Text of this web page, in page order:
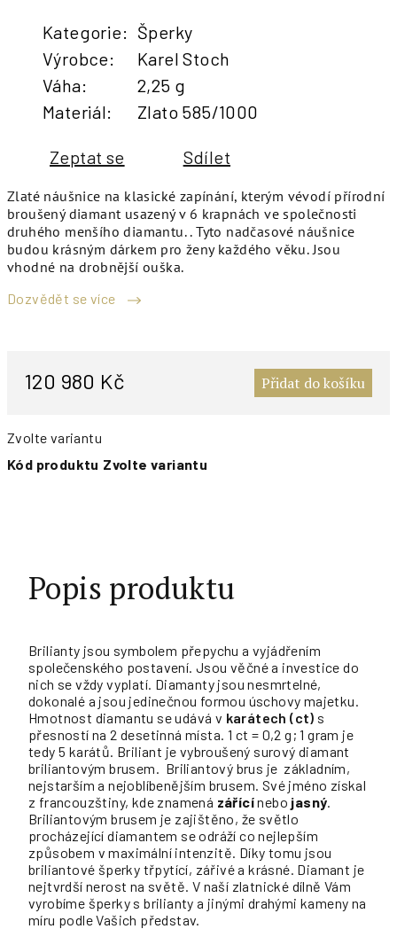
Zlaté náušnice na klasické zapínání, kterým vévodí přírodní
broušený diamant usazený v 6 krapnách ve společnosti
druhého menšího diamantu. . Tyto nadčasové náušnice
budou krásným dárkem pro ženy každého věku. Jsou
vhodné na drobnější ouška.
Dozvědět se více
120 980 Kč Přidat do košíku
Zvolte variantu
Kód produktu Zvolte variantu
Kategorie: Šperky
Výrobce:
Karel Stoch
Váha:
2,25 g
Materiál: Zlato 585/1000
Zeptat se Sdílet
Popis produktu
Brilianty jsou symbolem přepychu a vyjádřením
společenského postavení. Jsou věčné a investice do
nich se vždy vyplatí. Diamanty jsou nesmrtelné,
dokonalé a jsou jedinečnou formou úschovy majetku.
Hmotnost diamantu se udává v karátech (ct) s
přesností na 2 desetinná místa. 1 ct = 0,2 g; 1 gram je
tedy 5 karátů. Briliant je vybroušený surový diamant
briliantovým brusem. Briliantový brus je základním,
nejstarším a nejoblíbenějším brusem. Své jméno získal
z francouzštiny, kde znamená zářícínebo jasný.
Briliantovým brusem je zajištěno, že světlo
procházející diamantem se odráží co nejlepším
způsobem v maximální intenzitě. Díky tomu jsou
briliantové šperky třpytící, zářivé a krásné. Diamant je
nejtvrdší nerost na světě. V naší zlatnické dílně Vám
vyrobíme šperky s brilianty a jinými drahými kameny na
míru podle Vašich představ.